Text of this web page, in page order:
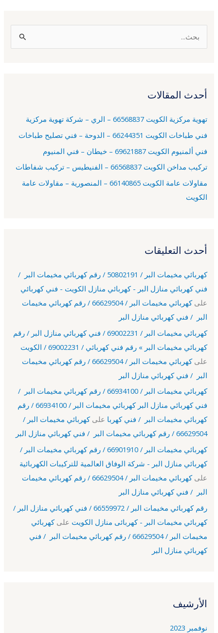
ث
ن
:
أحدث المقالات
تهوية مركزية الكويت 66568837 – الري – شركة تهوية مركزية
فني طباخات الكويت 66244351 – الدوحة – فني تصليح طباخات
فني ألمنيوم الكويت 69621887 – خيطان – فني المنيوم
تركيب مداخن الكويت 66568837 – الفنيطيس – تركيب شفاطات
مقاولات عامة الكويت 66140865 – المنصورية – مقاولات عامة
الكويت
أحدث التعليقات
كهربائي مخيمات البر / 50802191 / رقم كهربائي مخيمات البر /
فني كهربائي منازل البر - كهربائي منازل الكويت - فني كهربائي
على
كهربائي مخيمات البر / 66629504 / رقم كهربائي مخيمات
البر / فني كهربائي منازل البر
كهربائي مخيمات البر / 69002231 / فني كهربائي منازل البر / رقم
كهربائي مخيمات البر » رقم فني كهربائي / 69002231 / الكويت
على
كهربائي مخيمات البر / 66629504 / رقم كهربائي مخيمات
البر / فني كهربائي منازل البر
كهربائي مخيمات البر / 66934100 / رقم كهربائي مخيمات البر /
فني كهربائي منازل البر كهربائي مخيمات البر / 66934100 / رقم
كهربائي مخيمات البر / فني كهربا علىكهربائي مخيمات البر /
66629504 / رقم كهربائي مخيمات البر / فني كهربائي منازل البر
كهربائي مخيمات البر / 66901910 / رقم كهربائي مخيمات البر /
كهربائي منازل البر - شركة الوفاق العالمية للتركيبات الكهربائية
على
كهربائي مخيمات البر / 66629504 / رقم كهربائي مخيمات
البر / فني كهربائي منازل البر
رقم كهربائي مخيمات البر / 66559972 / فني كهربائي منازل البر /
كهربائي مخيمات البر - كهربائى منازل الكويت علىكهربائي
مخيمات البر / 66629504 / رقم كهربائي مخيمات البر / فني
كهربائي منازل البر
الأرشيف
نوفمبر 2023